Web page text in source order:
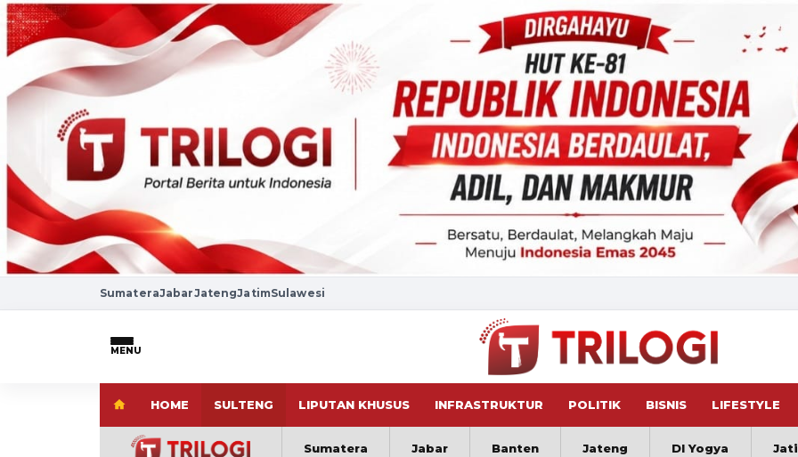
SumateraJabarJatengJatimSulawesi
MENU
HOME SULTENG LIPUTAN KHUSUS INFRASTRUKTUR POLITIK BISNIS LIFESTYLE
Sumatera Jabar Banten Jateng DI Yogya